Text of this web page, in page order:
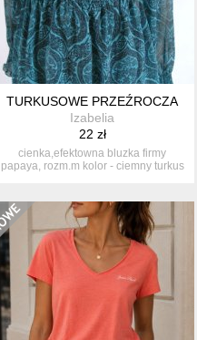
TURKUSOWE PRZEŹROCZA
Izabelia
22 zł
cienka,efektowna bluzka firmy
papaya, rozm.m kolor - ciemny turkus